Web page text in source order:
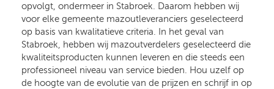
opvolgt, ondermeer in Stabroek. Daarom hebben wij
voor elke gemeente mazoutleveranciers geselecteerd
op basis van kwalitatieve criteria. In het geval van
Stabroek, hebben wij mazoutverdelers geselecteerd die
kwaliteitsproducten kunnen leveren en die steeds een
professioneel niveau van service bieden. Hou uzelf op
de hoogte van de evolutie van de prijzen en schrijf in op